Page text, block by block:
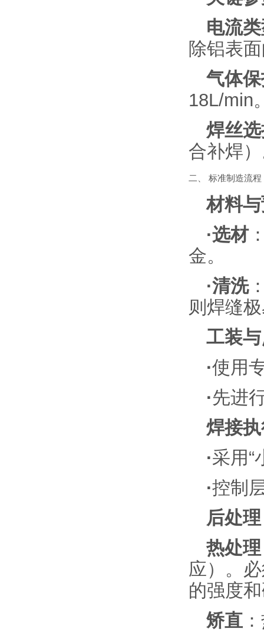
电流
除铝表
气体
18L/min
焊丝
合补焊
二、 标准制造流
材料
·选材
金。
·清洗
则焊缝
工装
·使用
·先进
焊接
·采用“
·控制
后处
热处
应）。
的强度
矫直